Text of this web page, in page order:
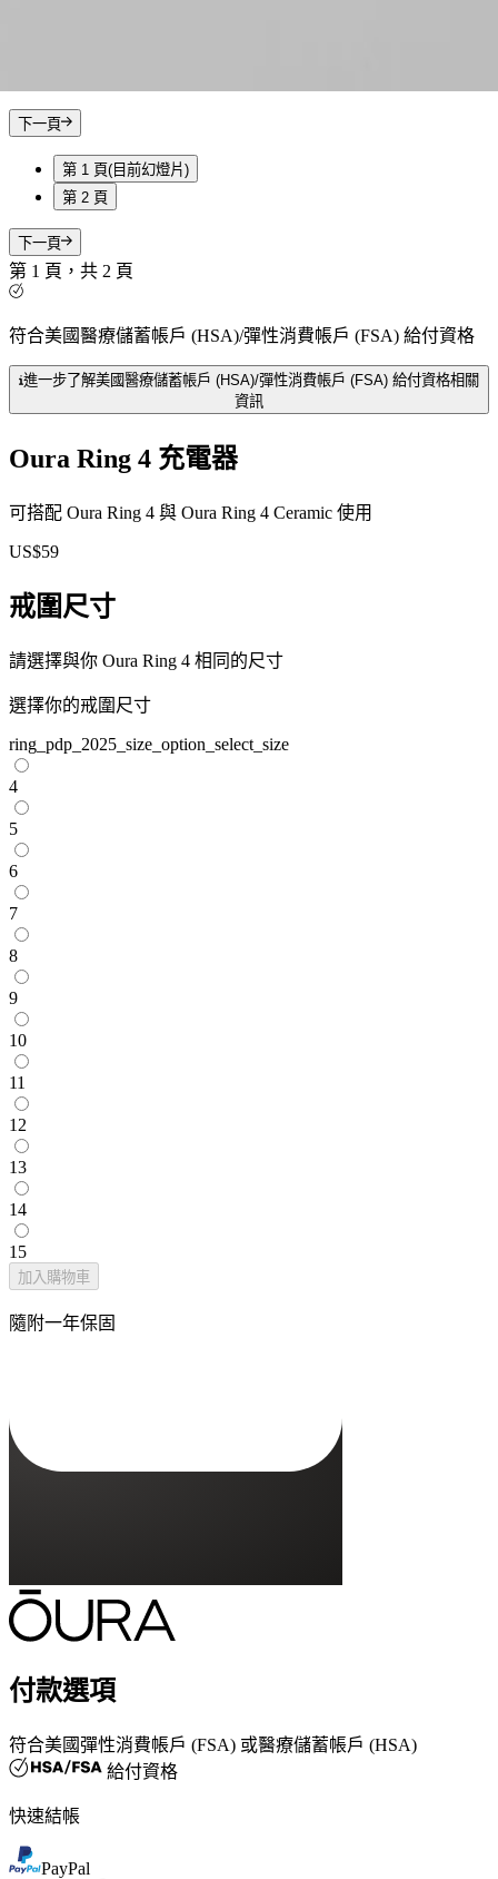
下一頁
第 1 頁(目前幻燈片)
第 2 頁
下一頁
第 1 頁，共 2 頁
符合美國醫療儲蓄帳戶 (HSA)/彈性消費帳戶 (FSA) 給付資格
進一步了解美國醫療儲蓄帳戶 (HSA)/彈性消費帳戶 (FSA) 給付資格相關
資訊
Oura Ring 4 充電器
可搭配 Oura Ring 4 與 Oura Ring 4 Ceramic 使用
US$59
戒圍尺寸
請選擇與你 Oura Ring 4 相同的尺寸
選擇你的戒圍尺寸
ring_pdp_2025_size_option_select_size
4
5
6
7
8
9
10
11
12
13
14
15
加入購物車
隨附一年保固
付款選項
符合美國彈性消費帳戶 (FSA) 或醫療儲蓄帳戶 (HSA)
給付資格
快速結帳
PayPal